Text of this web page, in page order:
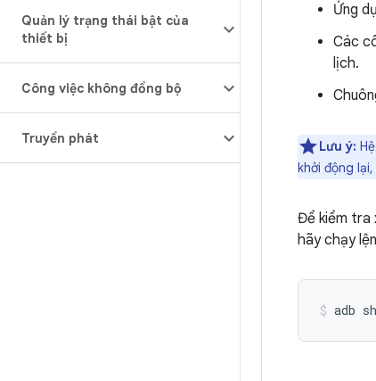
Quản lý trạng thái bật của
thiết bị
Công việc không đồng bộ
Truyền phát
Ứng
Các
lịch.
Lưu ý:
khởi động
Để kiểm tra
hãy chạy
adb